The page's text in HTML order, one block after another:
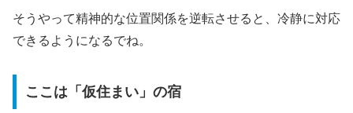
そうやって精神的な位置関係を逆転させると、冷静に対応
できるようになるでね。
ここは「仮住まい」の宿